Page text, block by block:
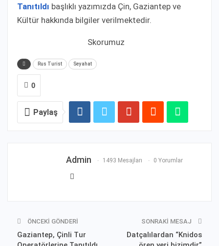
Tanıtıldı başlıklı yazımızda Çin, Gazi̇antep ve
Kültür hakkında bilgiler verilmektedir.
Skorumuz
Rus Turist Seyahat
0
Paylaş
Admin 1493 Mesajları 0 Yorumlar
ÖNCEKI GÖNDERI
Gaziantep, Çinli Tur
SONRAKI MESAJ
Datçalılardan “Knidos